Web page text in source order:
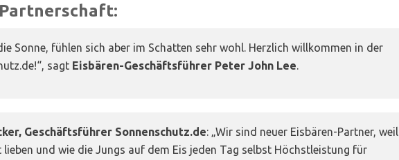
Sonne, fühlen sich aber im Schatten sehr wohl. Herzlich willkommen in der
sagt Eisbären-Geschäftsführer Peter John Lee.
Geschäftsführer Sonnenschutz.de: „Wir sind neuer Eisbären-Partner, weil
und wie die Jungs auf dem Eis jeden Tag selbst Höchstleistung für